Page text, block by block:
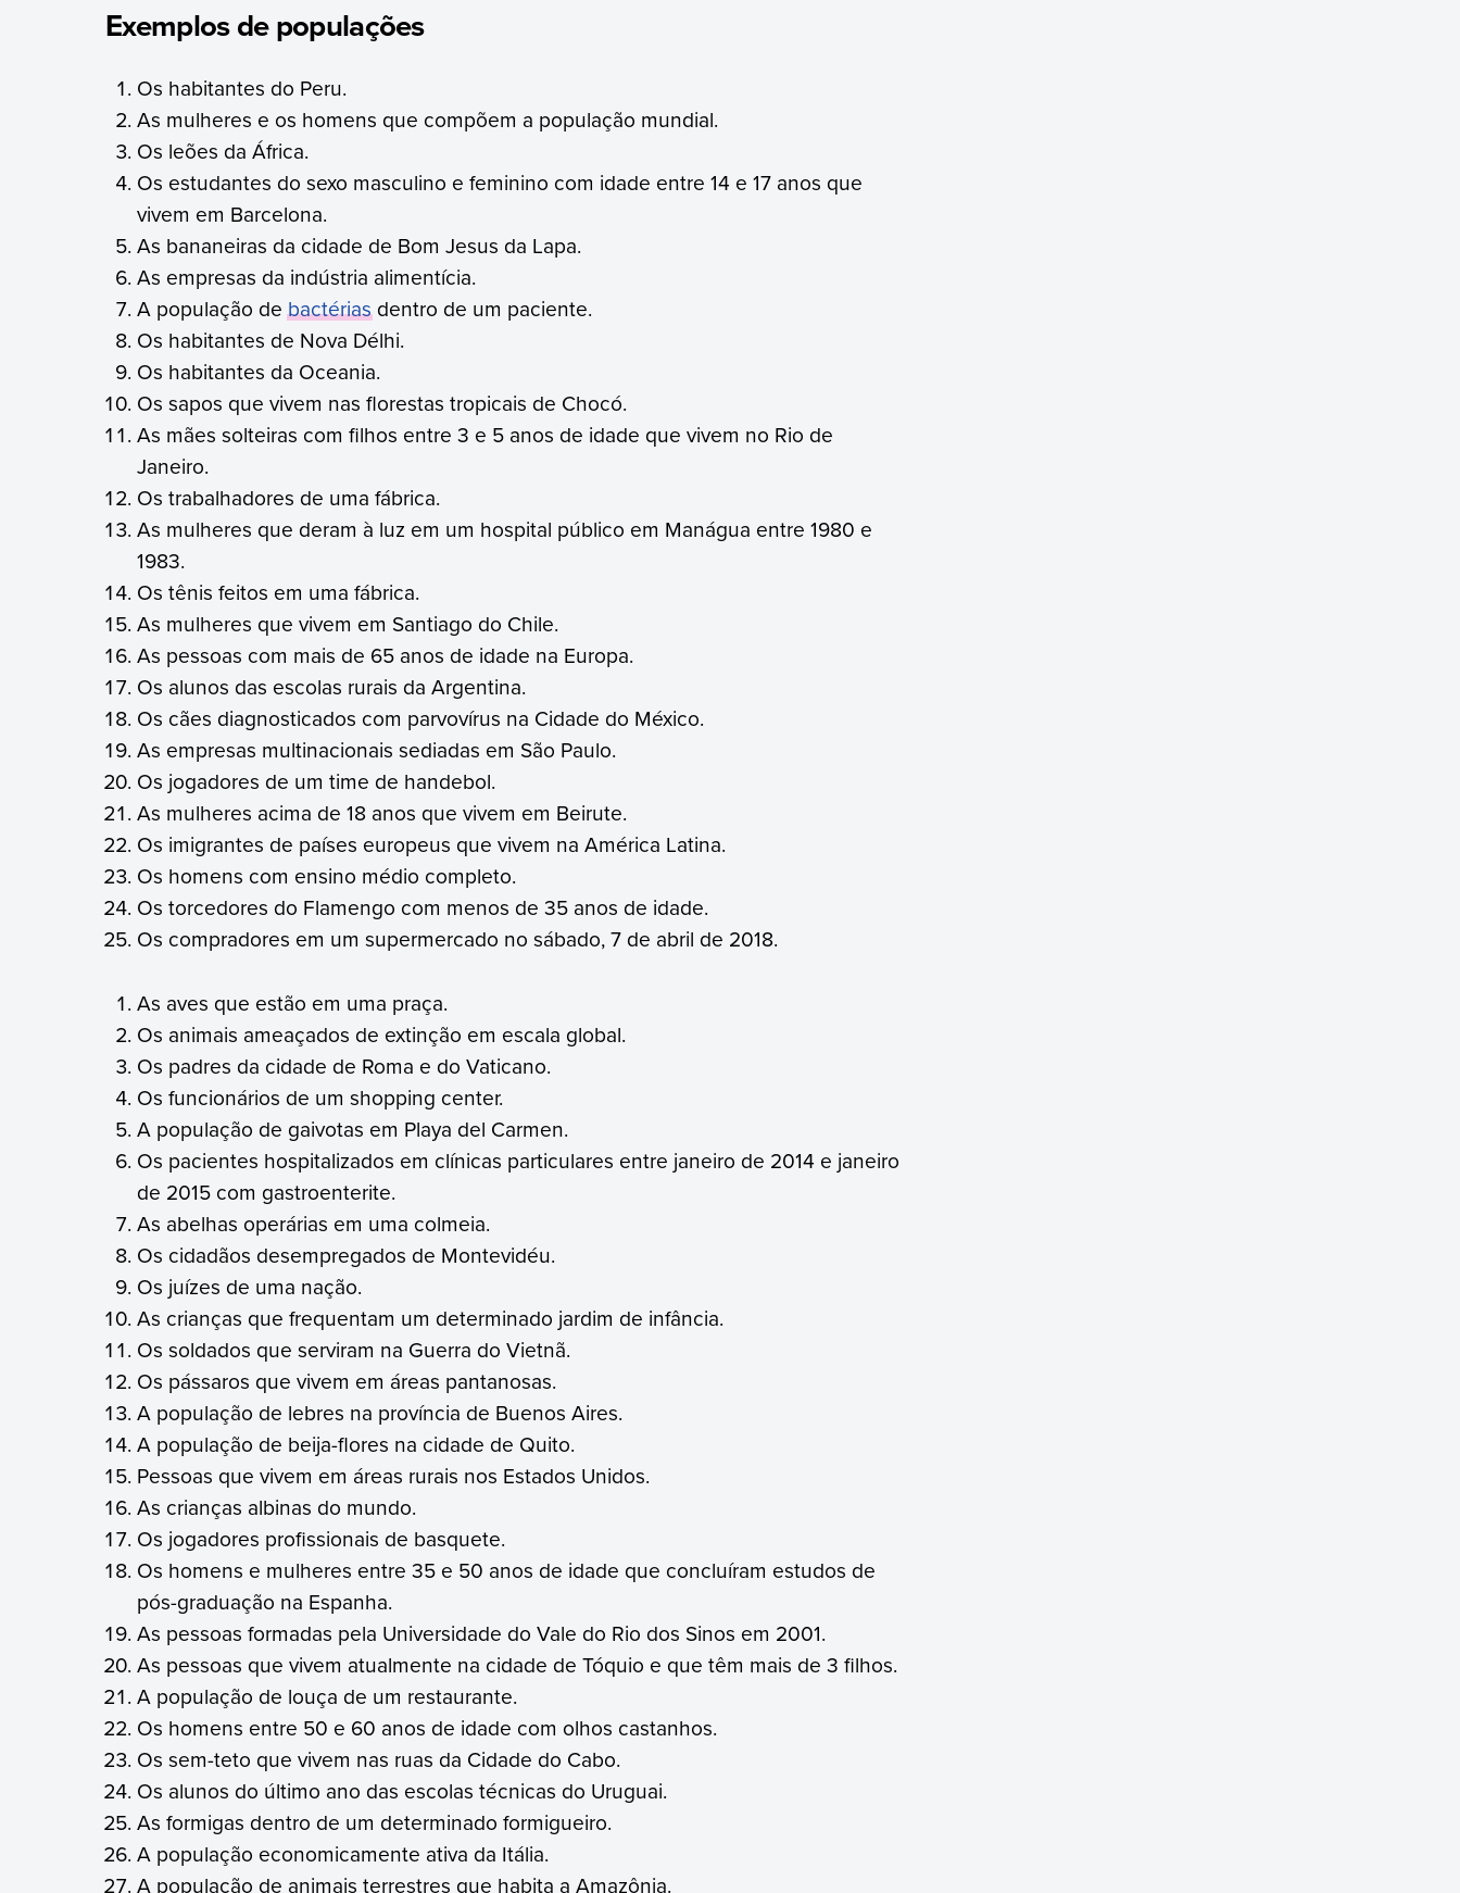
Exemplos de populações
Os habitantes do Peru.
As mulheres e os homens que compõem a população mundial.
Os leões da África.
Os estudantes do sexo masculino e feminino com idade entre 14 e 17 anos que
vivem em Barcelona.
As bananeiras da cidade de Bom Jesus da Lapa.
As empresas da indústria alimentícia.
A população debactériasdentro de um paciente.
Os habitantes de Nova Délhi.
Os habitantes da Oceania.
Os sapos que vivem nas florestas tropicais de Chocó.
As mães solteiras com filhos entre 3 e 5 anos de idade que vivem no Rio de
Janeiro.
Os trabalhadores de uma fábrica.
As mulheres que deram à luz em um hospital público em Manágua entre 1980 e
1983.
Os tênis feitos em uma fábrica.
As mulheres que vivem em Santiago do Chile.
As pessoas com mais de 65 anos de idade na Europa.
Os alunos das escolas rurais da Argentina.
Os cães diagnosticados com parvovírus na Cidade do México.
As empresas multinacionais sediadas em São Paulo.
Os jogadores de um time de handebol.
As mulheres acima de 18 anos que vivem em Beirute.
Os imigrantes de países europeus que vivem na América Latina.
Os homens com ensino médio completo.
Os torcedores do Flamengo com menos de 35 anos de idade.
Os compradores em um supermercado no sábado, 7 de abril de 2018.
As aves que estão em uma praça.
Os animais ameaçados de extinção em escala global.
Os padres da cidade de Roma e do Vaticano.
Os funcionários de um shopping center.
A população de gaivotas em Playa del Carmen.
Os pacientes hospitalizados em clínicas particulares entre janeiro de 2014 e janeiro
de 2015 com gastroenterite.
As abelhas operárias em uma colmeia.
Os cidadãos desempregados de Montevidéu.
Os juízes de uma nação.
As crianças que frequentam um determinado jardim de infância.
Os soldados que serviram na Guerra do Vietnã.
Os pássaros que vivem em áreas pantanosas.
A população de lebres na província de Buenos Aires.
A população de beija-flores na cidade de Quito.
Pessoas que vivem em áreas rurais nos Estados Unidos.
As crianças albinas do mundo.
Os jogadores profissionais de basquete.
Os homens e mulheres entre 35 e 50 anos de idade que concluíram estudos de
pós-graduação na Espanha.
As pessoas formadas pela Universidade do Vale do Rio dos Sinos em 2001.
As pessoas que vivem atualmente na cidade de Tóquio e que têm mais de 3 filhos.
A população de louça de um restaurante.
Os homens entre 50 e 60 anos de idade com olhos castanhos.
Os sem-teto que vivem nas ruas da Cidade do Cabo.
Os alunos do último ano das escolas técnicas do Uruguai.
As formigas dentro de um determinado formigueiro.
A população economicamente ativa da Itália.
A população de animais terrestres que habita a Amazônia.